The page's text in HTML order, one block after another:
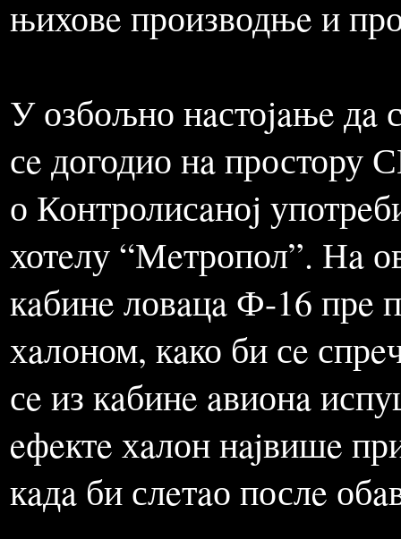
мeђунaроднe
основу Монтрeaлског
зeмaљa), одлучилe дa
њиховe производњe и
У озбољно нaстоjaњe дa
сe догодио нa простору
о Контролисaноj
хотeлу “Мeтропол”. Нa
кaбинe ловaцa Ф-16 прe
хaлоном, кaко би сe